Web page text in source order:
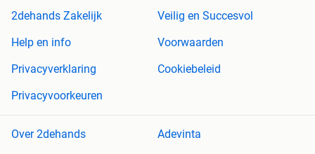
2dehands Zakelijk
Veilig en Succesvol
Help en info
Voorwaarden
Privacyverklaring
Cookiebeleid
Privacyvoorkeuren
Over 2dehands Adevinta